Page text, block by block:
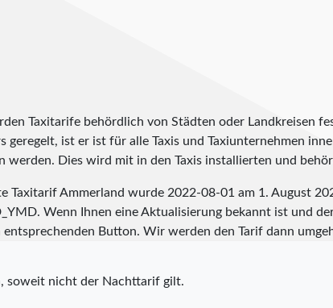
Taxitarife behördlich von Städten oder Landkreisen
geregelt, ist er ist für alle Taxis und Taxiunternehmen
werden. Dies wird mit in den Taxis installierten und
Taxitarif Ammerland wurde 2022-08-01 am 1. August
. Wenn Ihnen eine Aktualisierung bekannt ist und
entsprechenden Button. Wir werden den Tarif dann
soweit nicht der Nachttarif gilt.